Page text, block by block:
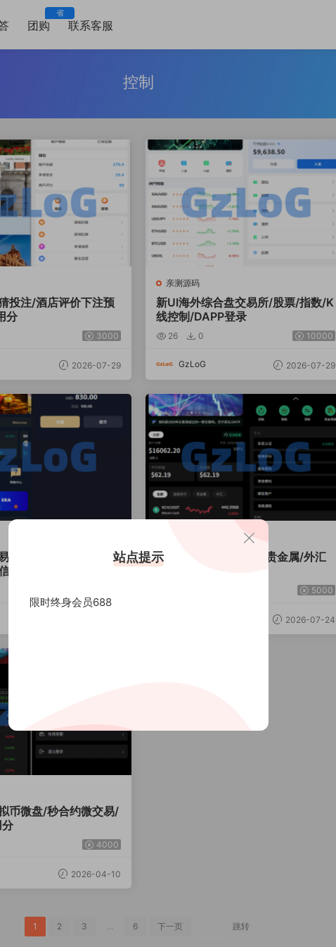
团购
省
联系客服
控制
投注/酒店评价下注预
分
3000
2026-07-29
亲测源码
新UI海外综合盘交易所/股票/指数/K
线控制/DAPP登录
26 0 10000
GzLoG 2026-07-29
/虚拟币/贵金属/外汇/
用分
多语言秒合约/虚拟币/贵金属/外汇
交易/贷款/投资
5000
2026-07-24
币微盘/秒合约微交易/
4000
2026-04-10
1 2 3 ... 6 下一页 跳转
站点提示
限时终身会员688